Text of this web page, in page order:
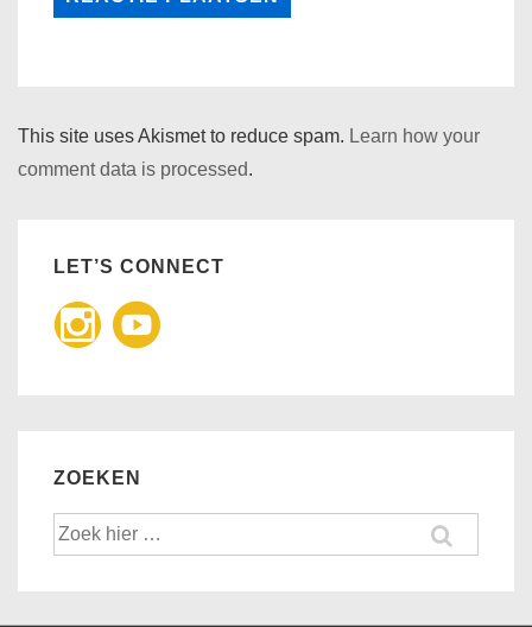
This site uses Akismet to reduce spam. Learn how your
comment data is processed.
LET’S CONNECT
ZOEKEN
Zoek
naar: